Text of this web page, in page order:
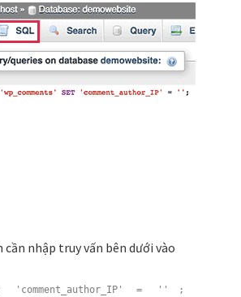
nhập truy vấn bên dưới vào
'comment_author_IP' = '' ;